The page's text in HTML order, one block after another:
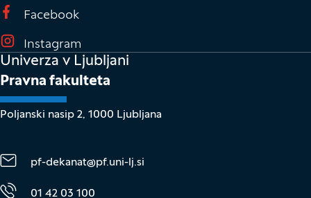
Facebook
Instagram
Univerza v Ljubljani
Pravna fakulteta
Poljanski nasip 2, 1000 Ljubljana
pf-dekanat@pf.uni-lj.si
01 42 03 100